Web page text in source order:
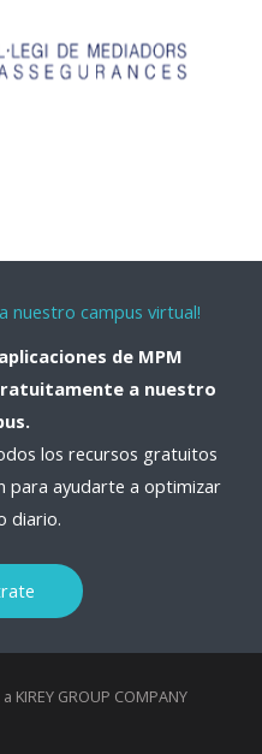
nuestro campus virtual!
de MPM
a nuestro
los recursos gratuitos
para ayudarte a optimizar
diario.
KIREY GROUP COMPANY